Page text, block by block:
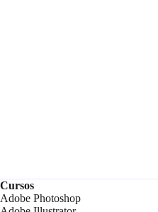
Cursos
Adobe Photoshop